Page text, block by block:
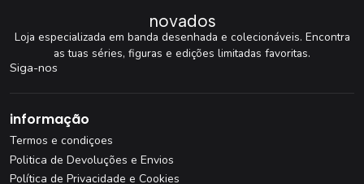
novados
Loja especializada em banda desenhada e colecionáveis. Encontra
as tuas séries, figuras e edições limitadas favoritas.
Siga-nos
informação
Termos e condiçoes
Politica de Devoluções e Envios
Política de Privacidade e Cookies